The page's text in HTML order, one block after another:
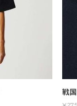
戦